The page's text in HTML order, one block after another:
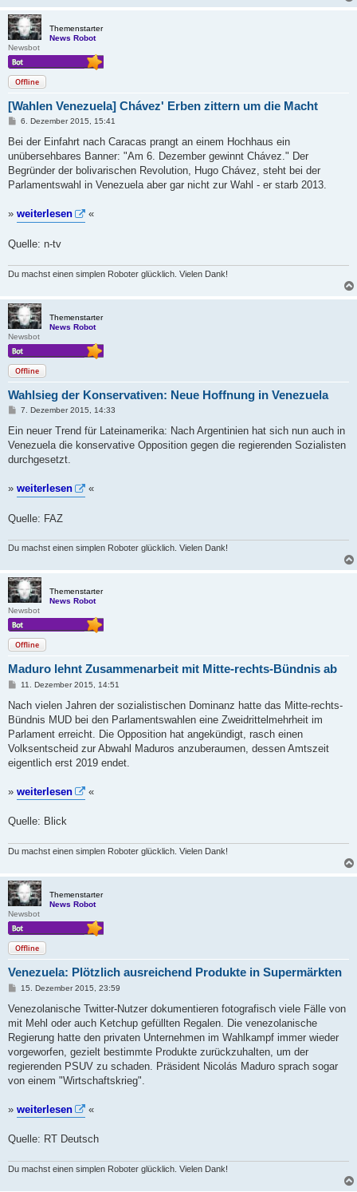
Themenstarter
News Robot
Newsbot
Offline
[Wahlen Venezuela] Chávez' Erben zittern um die Macht
B
i
r
a
g
6. Dezember 2015, 15:41
Bei der Einfahrt nach Caracas prangt an einem Hochhaus ein
unübersehbares Banner: "Am 6. Dezember gewinnt Chávez." Der
Begründer der bolivarischen Revolution, Hugo Chávez, steht bei der
Parlamentswahl in Venezuela aber gar nicht zur Wahl - er starb 2013.
» weiterlesen «
Quelle: n-tv
Du machst einen simplen Roboter glücklich. Vielen Dank!
Themenstarter
News Robot
Newsbot
Offline
Wahlsieg der Konservativen: Neue Hoffnung in Venezuela
B
i
r
a
7. Dezember 2015, 14:33
Ein neuer Trend für Lateinamerika: Nach Argentinien hat sich nun auch in
Venezuela die konservative Opposition gegen die regierenden Sozialisten
durchgesetzt.
» weiterlesen «
Quelle: FAZ
Du machst einen simplen Roboter glücklich. Vielen Dank!
Themenstarter
News Robot
Newsbot
Offline
Maduro lehnt Zusammenarbeit mit Mitte-rechts-Bündnis ab
B
i
r
a
11. Dezember 2015, 14:51
Nach vielen Jahren der sozialistischen Dominanz hatte das Mitte-rechts-
Bündnis MUD bei den Parlamentswahlen eine Zweidrittelmehrheit im
Parlament erreicht. Die Opposition hat angekündigt, rasch einen
Volksentscheid zur Abwahl Maduros anzuberaumen, dessen Amtszeit
eigentlich erst 2019 endet.
» weiterlesen «
Quelle: Blick
Du machst einen simplen Roboter glücklich. Vielen Dank!
Themenstarter
News Robot
Newsbot
Offline
Venezuela: Plötzlich ausreichend Produkte in Supermärkten
B
i
r
a
g
15. Dezember 2015, 23:59
Venezolanische Twitter-Nutzer dokumentieren fotografisch viele Fälle von
mit Mehl oder auch Ketchup gefüllten Regalen. Die venezolanische
Regierung hatte den privaten Unternehmen im Wahlkampf immer wieder
vorgeworfen, gezielt bestimmte Produkte zurückzuhalten, um der
regierenden PSUV zu schaden. Präsident Nicolás Maduro sprach sogar
von einem "Wirtschaftskrieg".
» weiterlesen «
Quelle: RT Deutsch
Du machst einen simplen Roboter glücklich. Vielen Dank!